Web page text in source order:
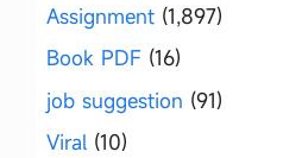
Assignment (1,897)
Book PDF (16)
job suggestion (91)
Viral (10)